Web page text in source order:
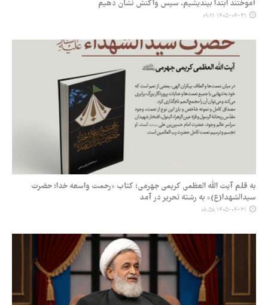
آموختند ابتدا بیندیشیم، سپس واکنش نشان دهیم
۱۴۰۵-۰۴-۳۱ ۰۹:۲۱
به قلم آیت الله العظمی کریمی جهرمی؛ کتاب «رحمت واسعه خدا؛ حضرت
سیدالشهدا(ع)» به رشته تحریر در آمد
۱۴۰۵-۰۴-۳۱ ۰۸:۵۸